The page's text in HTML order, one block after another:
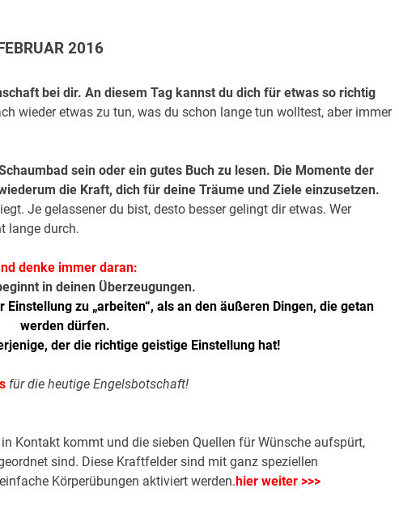
2016
bei dir. An diesem Tag kannst du dich für etwas so richtig
wieder etwas zu tun, was du schon lange tun wolltest, aber immer
sein oder ein gutes Buch zu lesen. Die Momente der
die Kraft, dich für deine Träume und Ziele einzusetzen.
Je gelassener du bist, desto besser gelingt dir etwas. Wer
lange durch.
denke immer daran:
in deinen Überzeugungen.
zu „arbeiten“, als an den äußeren Dingen, die getan
werden dürfen.
der die richtige geistige Einstellung hat!
für die heutige Engelsbotschaft!
Kontakt kommt und die sieben Quellen für Wünsche aufspürt,
sind. Diese Kraftfelder sind mit ganz speziellen
Körperübungen aktiviert werden. hier weiter >>>